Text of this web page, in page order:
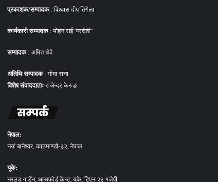
प्रकाशक/सम्पादक : विश्वास दीप तिगेला
कार्यकारी सम्पादक: मोहन राई”परदेशी”
सम्पादक: अमित थेवे
अतिथि सम्पादक: गोमा राना
विशेष संवाददाताःराजेन्द्र केरुङ
सम्पर्क
नेपाल:
नयां बानेश्वर, काठमाण्डौ-३२, नेपाल
यूके:
नरउड गार्डेन, आसफोर्ड केन्ट, यूके, टिएन २३ १जेपी